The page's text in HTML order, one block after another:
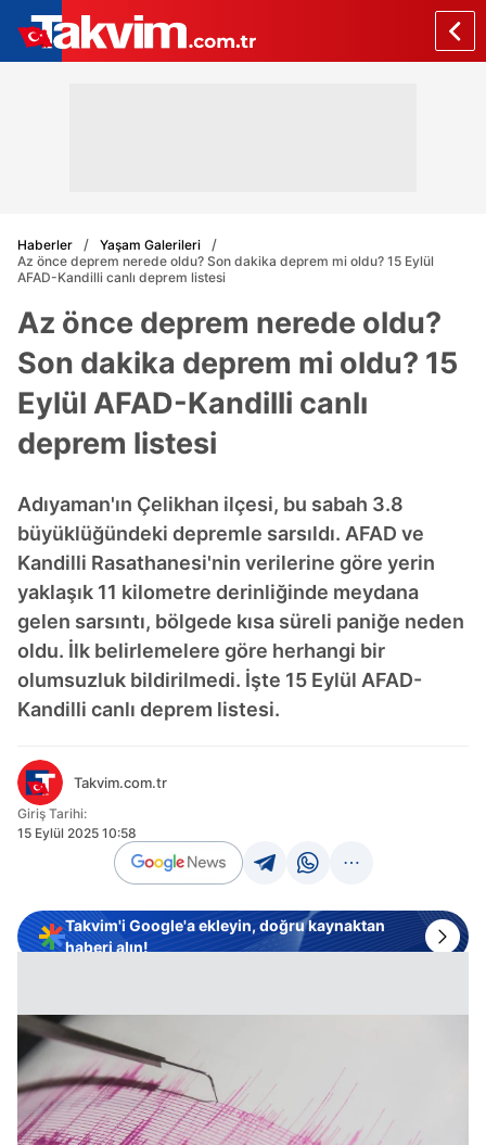
Haberler
Yaşam Galerileri
Az önce deprem nerede oldu? Son dakika deprem mi oldu? 15 Eylül
AFAD-Kandilli canlı deprem listesi
Az önce deprem nerede oldu?
Son dakika deprem mi oldu? 15
Eylül AFAD-Kandilli canlı
deprem listesi
Adıyaman'ın Çelikhan ilçesi, bu sabah 3.8
büyüklüğündeki depremle sarsıldı. AFAD ve
Kandilli Rasathanesi'nin verilerine göre yerin
yaklaşık 11 kilometre derinliğinde meydana
gelen sarsıntı, bölgede kısa süreli paniğe neden
oldu. İlk belirlemelere göre herhangi bir
olumsuzluk bildirilmedi. İşte 15 Eylül AFAD-
Kandilli canlı deprem listesi.
Takvim.com.tr
Giriş Tarihi:
15 Eylül 2025 10:58
Takvim'i Google'a ekleyin, doğru kaynaktan
haberi alın!